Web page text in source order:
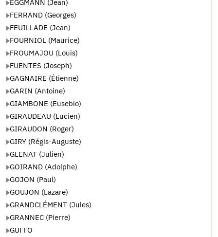
EGGMANN (Jean)
FERRAND (Georges)
FEUILLADE (Jean)
FOURNIOL (Maurice)
FROUMAJOU (Louis)
FUENTES (Joseph)
GAGNAIRE (Étienne)
GARIN (Antoine)
GIAMBONE (Eusebio)
GIRAUDEAU (Lucien)
GIRAUDON (Roger)
GIRY (Régis-Auguste)
GLENAT (Julien)
GOIRAND (Adolphe)
GOJON (Paul)
GOUJON (Lazare)
GRANDCLÉMENT (Jules)
GRANNEC (Pierre)
GUFFO